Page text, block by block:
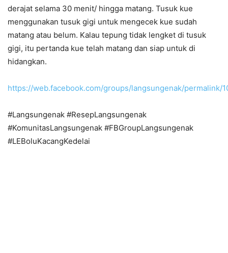
derajat selama 30 menit/ hingga matang. Tusuk kue
menggunakan tusuk gigi untuk mengecek kue sudah
matang atau belum. Kalau tepung tidak lengket di tusuk
gigi, itu pertanda kue telah matang dan siap untuk di
hidangkan.
https://web.facebook.com/groups/langsungenak/permalink/
#Langsungenak #ResepLangsungenak
#KomunitasLangsungenak #FBGroupLangsungenak
#LEBoluKacangKedelai